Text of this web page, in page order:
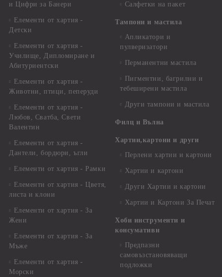
и Цифри за Банери
Елементи от хартия -
Детски
Елементи от хартия -
Училище, Дипломиране и
Абитуриентски
Елементи от хартия -
Животни, птици, пеперуди
Елементи от хартия -
Любов, Сватба, Свети
Валентин
Елементи от хартия -
Дантели, бордюри, ъгли
Елементи от хартия - Рамки
Елементи от хартия - Цветя,
листа и клони
Елементи от хартия - За
Жени
Елементи от хартия - За
Мъже
Елементи от хартия -
Морски
Салфетки на пакет
Тампони и мастила
Апликатори и
пулверизатори
Перманентни мастила
Пигментни, багрилни и
тебеширени мастила
Други тампони и мастила
Филц и Вълна
Хартии,картони и други
Перлени хартии и картони
Хартии и картони
Други Хартии и картони
Хартии и Картони За Печат
Хоби инструменти и
консумативи
Предпазни
самовъзстановяващи
подложки